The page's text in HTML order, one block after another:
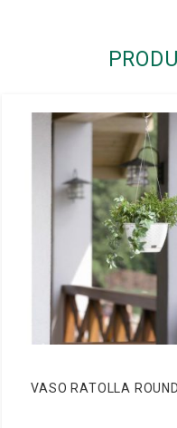
VASO RATOLLA